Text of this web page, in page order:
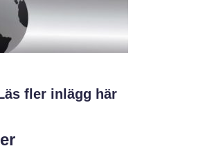
fler inlägg här